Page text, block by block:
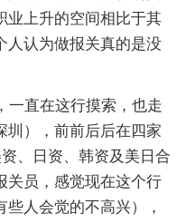
业上升的空间相比于其
人认为做报关真的是没
一直在这行摸索，也走
圳），前前后后在四家
、日资、韩资及美日合
关员，感觉现在这个行
人会觉的不高兴），